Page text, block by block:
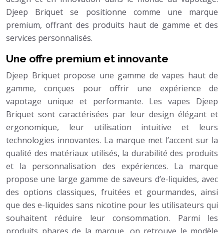
Djeep Briquet se positionne comme une marque
premium, offrant des produits haut de gamme et des
services personnalisés.
Une offre premium et innovante
Djeep Briquet propose une gamme de vapes haut de
gamme, conçues pour offrir une expérience de
vapotage unique et performante. Les vapes Djeep
Briquet sont caractérisées par leur design élégant et
ergonomique, leur utilisation intuitive et leurs
technologies innovantes. La marque met l’accent sur la
qualité des matériaux utilisés, la durabilité des produits
et la personnalisation des expériences. La marque
propose une large gamme de saveurs d’e-liquides, avec
des options classiques, fruitées et gourmandes, ainsi
que des e-liquides sans nicotine pour les utilisateurs qui
souhaitent réduire leur consommation. Parmi les
produits phares de la marque, on retrouve le modèle